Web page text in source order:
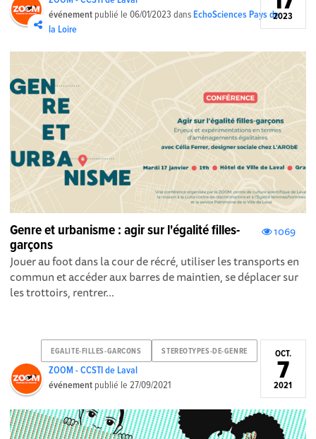
événement publié le06/01/2023 dansEchoSciences Pays de
la Loire
2023
1069
Genre et urbanisme : agir sur l'égalité filles-
garçons
Jouer au foot dans la cour de récré, utiliser les transports en
commun et accéder aux barres de maintien, se déplacer sur
les trottoirs, rentrer...
EGALITE-FILLES-GARCONS STEREOTYPES-DE-GENRE
ZOOM - CCSTI de Laval
événement publié le27/09/2021
OCT.
7
2021